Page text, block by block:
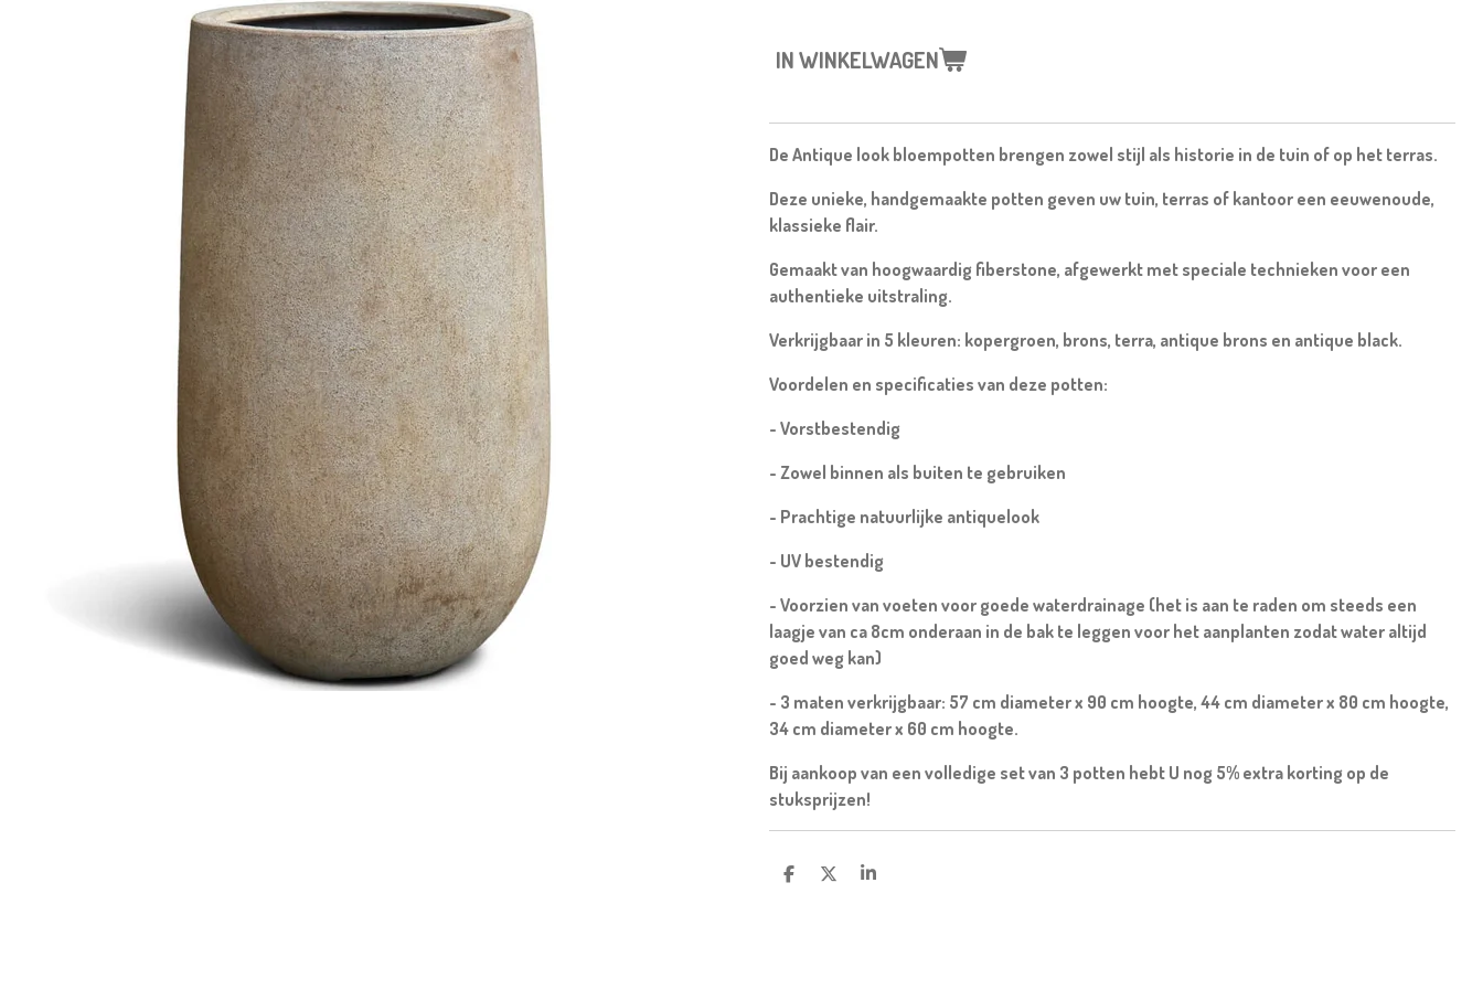
IN WINKELWAGEN
De Antique look bloempotten brengen zowel stijl als historie in de tuin of op het terras.
Deze unieke, handgemaakte potten geven uw tuin, terras of kantoor een eeuwenoude,
klassieke flair.
Gemaakt van hoogwaardig fiberstone, afgewerkt met speciale technieken voor een
authentieke uitstraling.
Verkrijgbaar in 5 kleuren: kopergroen, brons, terra, antique brons en antique black.
Voordelen en specificaties van deze potten:
- Vorstbestendig
- Zowel binnen als buiten te gebruiken
- Prachtige natuurlijke antiquelook
- UV bestendig
- Voorzien van voeten voor goede waterdrainage (het is aan te raden om steeds een
laagje van ca 8cm onderaan in de bak te leggen voor het aanplanten zodat water altijd
goed weg kan)
- 3 maten verkrijgbaar: 57 cm diameter x 90 cm hoogte, 44 cm diameter x 80 cm hoogte,
34 cm diameter x 60 cm hoogte.
Bij aankoop van een volledige set van 3 potten hebt U nog 5% extra korting op de
stuksprijzen!
D
D
S